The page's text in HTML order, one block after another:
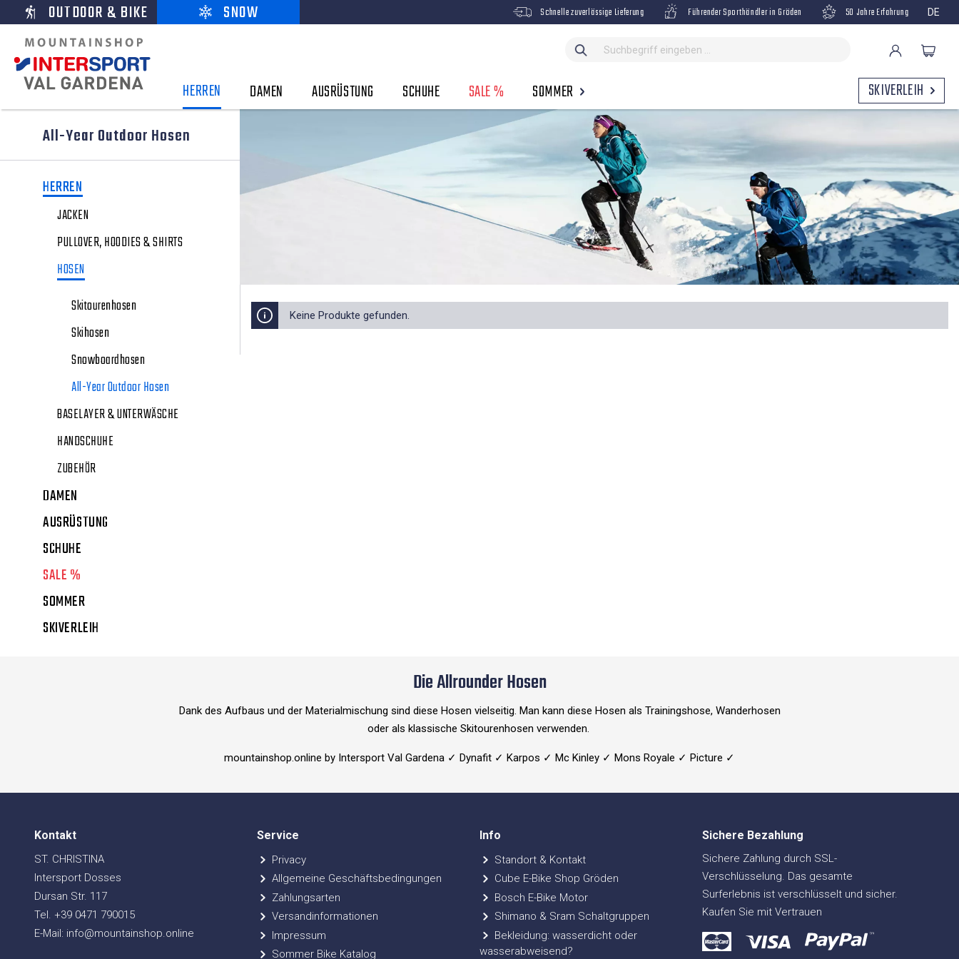
OUTDOOR & BIKE SNOW Schnelle zuverlässige Lieferung Führender Sporthändler in Gröden 50 Jahre Erfahrung DE
HERREN DAMEN AUSRÜSTUNG SCHUHE SALE % SOMMER
SKIVERLEIH
All-Year Outdoor Hosen
HERREN
JACKEN
PULLOVER, HOODIES & SHIRTS
HOSEN
Skitourenhosen
Skihosen
Snowboardhosen
All-Year Outdoor Hosen
BASELAYER & UNTERWÄSCHE
HANDSCHUHE
ZUBEHÖR
DAMEN
AUSRÜSTUNG
SCHUHE
SALE %
SOMMER
SKIVERLEIH
Keine Produkte gefunden.
Die Allrounder Hosen
Dank des Aufbaus und der Materialmischung sind diese Hosen vielseitig. Man kann diese Hosen als Trainingshose, Wanderhosen
oder als klassische Skitourenhosen verwenden.
mountainshop.online by Intersport Val Gardena ✓ Dynafit ✓ Karpos ✓ Mc Kinley ✓ Mons Royale ✓ Picture ✓
Kontakt
ST. CHRISTINA
Intersport Dosses
Dursan Str. 117
Tel. +39 0471 790015
E-Mail: info@mountainshop.online
Service
Privacy
Allgemeine Geschäftsbedingungen
Zahlungsarten
Versandinformationen
Impressum
Sommer Bike Katalog
Info
Standort & Kontakt
Cube E-Bike Shop Gröden
Bosch E-Bike Motor
Shimano & Sram Schaltgruppen
Bekleidung: wasserdicht oder
wasserabweisend?
Sichere Bezahlung
Sichere Zahlung durch SSL-
Verschlüsselung. Das gesamte
Surferlebnis ist verschlüsselt und sicher.
Kaufen Sie mit Vertrauen